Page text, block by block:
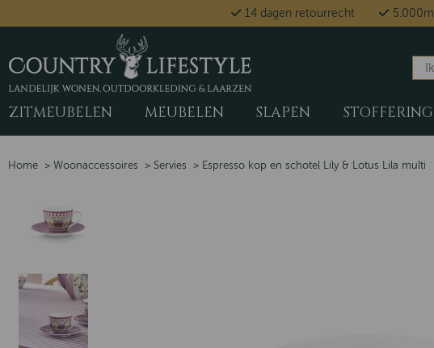
14 dagen retourrecht 5.000m
ZITMEUBELEN MEUBELEN SLAPEN STOFFERING
Home > Woonaccessoires > Servies > Espresso kop en schotel Lily & Lotus Lila multi